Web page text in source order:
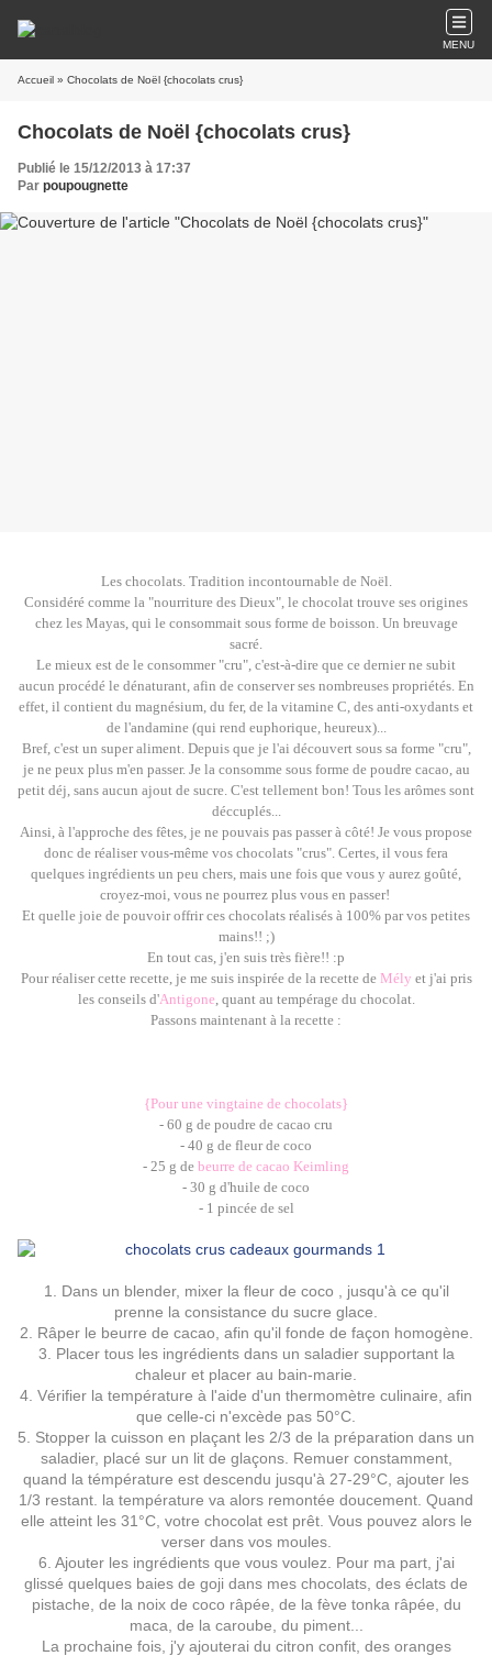
MENU
Accueil » Chocolats de Noël {chocolats crus}
Chocolats de Noël {chocolats crus}
Publié le 15/12/2013 à 17:37
Par poupougnette
Les chocolats. Tradition incontournable de Noël.
Considéré comme la "nourriture des Dieux", le chocolat trouve ses origines
chez les Mayas, qui le consommait sous forme de boisson. Un breuvage
sacré.
Le mieux est de le consommer "cru", c'est-à-dire que ce dernier ne subit
aucun procédé le dénaturant, afin de conserver ses nombreuses propriétés. En
effet, il contient du magnésium, du fer, de la vitamine C, des anti-oxydants et
de l'andamine (qui rend euphorique, heureux)...
Bref, c'est un super aliment. Depuis que je l'ai découvert sous sa forme "cru",
je ne peux plus m'en passer. Je la consomme sous forme de poudre cacao, au
petit déj, sans aucun ajout de sucre. C'est tellement bon! Tous les arômes sont
déccuplés...
Ainsi, à l'approche des fêtes, je ne pouvais pas passer à côté! Je vous propose
donc de réaliser vous-même vos chocolats "crus". Certes, il vous fera
quelques ingrédients un peu chers, mais une fois que vous y aurez goûté,
croyez-moi, vous ne pourrez plus vous en passer!
Et quelle joie de pouvoir offrir ces chocolats réalisés à 100% par vos petites
mains!! ;)
En tout cas, j'en suis très fière!! :p
Pour réaliser cette recette, je me suis inspirée de la recette de Mély et j'ai pris
les conseils d'Antigone, quant au tempérage du chocolat.
Passons maintenant à la recette :
{Pour une vingtaine de chocolats}
- 60 g de poudre de cacao cru
- 40 g de fleur de coco
- 25 g de beurre de cacao Keimling
- 30 g d'huile de coco
- 1 pincée de sel
1. Dans un blender, mixer la fleur de coco , jusqu'à ce qu'il
prenne la consistance du sucre glace.
2. Râper le beurre de cacao, afin qu'il fonde de façon homogène.
3. Placer tous les ingrédients dans un saladier supportant la
chaleur et placer au bain-marie.
4. Vérifier la température à l'aide d'un thermomètre culinaire, afin
que celle-ci n'excède pas 50°C.
5. Stopper la cuisson en plaçant les 2/3 de la préparation dans un
saladier, placé sur un lit de glaçons. Remuer constamment,
quand la témpérature est descendu jusqu'à 27-29°C, ajouter les
1/3 restant. la température va alors remontée doucement. Quand
elle atteint les 31°C, votre chocolat est prêt. Vous pouvez alors le
verser dans vos moules.
6. Ajouter les ingrédients que vous voulez. Pour ma part, j'ai
glissé quelques baies de goji dans mes chocolats, des éclats de
pistache, de la noix de coco râpée, de la fève tonka râpée, du
maca, de la caroube, du piment...
La prochaine fois, j'y ajouterai du citron confit, des oranges